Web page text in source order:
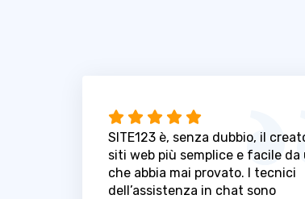
SITE123 è, senza dubbio, il
siti web più semplice e facile da
che abbia mai provato. I tecnici
dell’assistenza in chat sono